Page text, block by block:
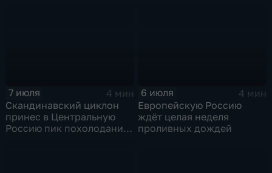
7 июля
4 мин
Скандинавский циклон
принес в Центральную
Россию пик похолодания
6 июля
4 мин
Европейскую Россию
ждёт целая неделя
проливных дождей